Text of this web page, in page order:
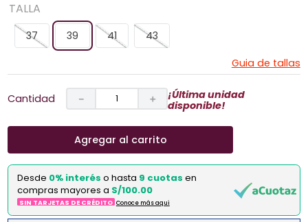
TALLA
37 39 41
43
Guia de tallas
Cantidad ＋
－
¡Última unidad
disponible!
Agregar al carrito
Desde 0% interés o hasta 9 cuotas en
compras mayores a S/100.00
SIN TARJETAS DE CRÉDITO Conoce más aqui